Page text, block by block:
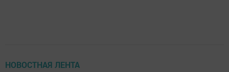
НОВОСТНАЯ ЛЕНТА